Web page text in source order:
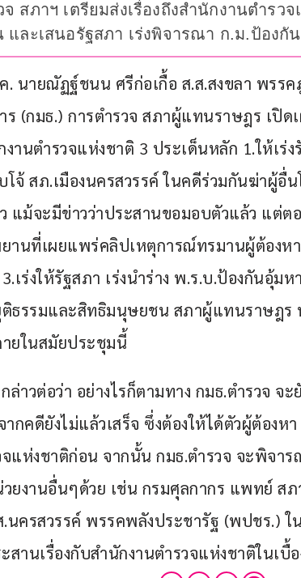
จ สภาฯ เตรียมส่งเรื่องถึงสำนักงานตำร
และเสนอรัฐสภา เร่งพิจารณา ก.ม.ป้อง
. นายณัฏฐ์ชนน ศรีก่อเกื้อ ส.ส.สงขลา พรร
(กมธ.) การตำรวจ สภาผู้แทนราษฎร เปิด
งานตำรวจแห่งชาติ 3 ประเด็นหลัก 1.ให้เ
จ้ สภ.เมืองนครสวรรค์ ในคดีร่วมกันฆ่าผู้อื่
ว แม้จะมีข่าวว่าประสานขอมอบตัวแล้ว แต่
านที่เผยแพร่คลิปเหตุการณ์ทรมานผู้ต้องห
เร่งให้รัฐสภา เร่งนำร่าง พ.ร.บ.ป้องกันอุ้ม
ธรรมและสิทธิมนุษยชน สภาผู้แทนราษฎร
ยในสมัยประชุมนี้
าวต่อว่า อย่างไรก็ตามทาง กมธ.ตำรวจ จะ
ากคดียังไม่แล้วเสร็จ ซึ่งต้องให้ได้ตัวผู้ต้องห
จแห่งชาติก่อน จากนั้น กมธ.ตำรวจ จะพิจา
วยงานอื่นๆด้วย เช่น กรมศุลกากร แพทย์ ส
นครสวรรค์ พรรคพลังประชารัฐ (พปชร.) ใ
านเรื่องกับสำนักงานตำรวจแห่งชาติในเบื้